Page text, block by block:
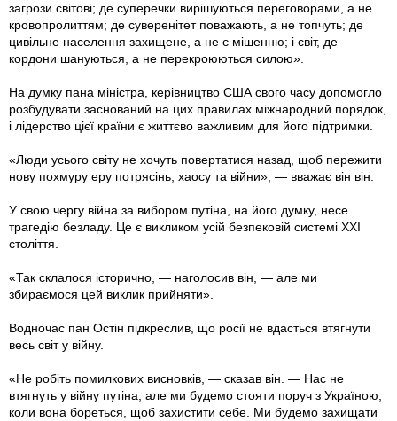
загрози світові; де суперечки вирішуються переговорами, а не
кровопролиттям; де суверенітет поважають, а не топчуть; де
цивільне населення захищене, а не є мішенню; і світ, де
кордони шануються, а не перекроюються силою».
На думку пана міністра, керівництво США свого часу допомогло
розбудувати заснований на цих правилах міжнародний порядок,
і лідерство цієї країни є життєво важливим для його підтримки.
«Люди усього світу не хочуть повертатися назад, щоб пережити
нову похмуру еру потрясінь, хаосу та війни», — вважає він він.
У свою чергу війна за вибором путіна, на його думку, несе
трагедію безладу. Це є викликом усій безпековій системі XXI
століття.
«Так склалося історично, — наголосив він, — але ми
збираємося цей виклик прийняти».
Водночас пан Остін підкреслив, що росії не вдасться втягнути
весь світ у війну.
«Не робіть помилкових висновків, — сказав він. — Нас не
втягнуть у війну путіна, але ми будемо стояти поруч з Україною,
коли вона бореться, щоб захистити себе. Ми будемо захищати